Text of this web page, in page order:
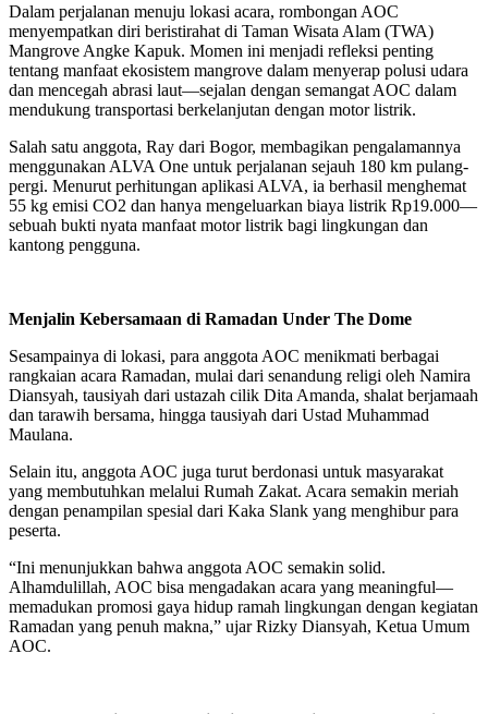
Dalam perjalanan menuju lokasi acara, rombongan AOC
menyempatkan diri beristirahat di Taman Wisata Alam (TWA)
Mangrove Angke Kapuk. Momen ini menjadi refleksi penting
tentang manfaat ekosistem mangrove dalam menyerap polusi udara
dan mencegah abrasi laut—sejalan dengan semangat AOC dalam
mendukung transportasi berkelanjutan dengan motor listrik.
Salah satu anggota, Ray dari Bogor, membagikan pengalamannya
menggunakan ALVA One untuk perjalanan sejauh 180 km pulang-
pergi. Menurut perhitungan aplikasi ALVA, ia berhasil menghemat
55 kg emisi CO2 dan hanya mengeluarkan biaya listrik Rp19.000—
sebuah bukti nyata manfaat motor listrik bagi lingkungan dan
kantong pengguna.
Menjalin Kebersamaan di Ramadan Under The Dome
Sesampainya di lokasi, para anggota AOC menikmati berbagai
rangkaian acara Ramadan, mulai dari senandung religi oleh Namira
Diansyah, tausiyah dari ustazah cilik Dita Amanda, shalat berjamaah
dan tarawih bersama, hingga tausiyah dari Ustad Muhammad
Maulana.
Selain itu, anggota AOC juga turut berdonasi untuk masyarakat
yang membutuhkan melalui Rumah Zakat. Acara semakin meriah
dengan penampilan spesial dari Kaka Slank yang menghibur para
peserta.
“Ini menunjukkan bahwa anggota AOC semakin solid.
Alhamdulillah, AOC bisa mengadakan acara yang meaningful—
memadukan promosi gaya hidup ramah lingkungan dengan kegiatan
Ramadan yang penuh makna,” ujar Rizky Diansyah, Ketua Umum
AOC.